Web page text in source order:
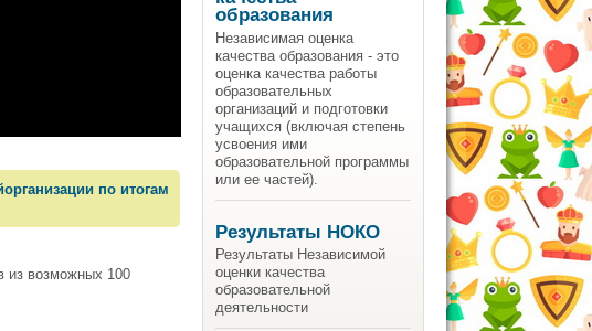
по итогам
из возможных 100
образования
Независимая оценка
качества образования - это
оценка качества работы
образовательных
организаций и подготовки
учащихся (включая степень
усвоения ими
образовательной программы
или ее частей).
Результаты НОКО
Результаты Независимой
оценки качества
образовательной
деятельности